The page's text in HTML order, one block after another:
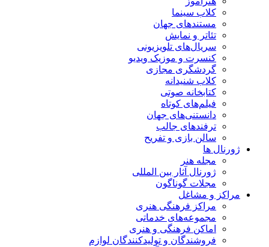
کلاب سینما
مستندهای جهان
تئاتر و نمایش
سریال‌های تلویزیونی
کنسرت و موزیک ویدیو
گردشگری مجازی
کلاب شنیدانه
کتابخانه صوتی
فیلم‌های کوتاه
دانستنی‌های جهان
ترفندهای جالب
سالن بازی و تفریح
ژورنال ها
مجله هنر
ژورنال آثار بین المللی
مجلات گوناگون
مراکز و مشاغل
مراکز فرهنگی هنری
مجموعه‌های خدماتی
اماکن فرهنگی و هنری
فروشندگان و تولیدکنندگان لوازم